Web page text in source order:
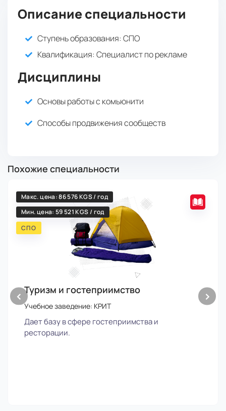
Описание специальности
Ступень образования: СПО
Квалификация: Специалист по рекламе
Дисциплины
Основы работы с комьюнити
Способы продвижения сообществ
Похожие специальности
‹
Макс. цена: 86 576 KGS / год
Мин. цена: 59 521 KGS / год
СПО
Туризм и гостеприимство
Учебное заведение: КРИТ
Дает базу в сфере гостеприимства и
ресторации.
›